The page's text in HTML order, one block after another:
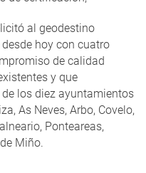
al geodestino
hoy con cuatro
de calidad
y que
los diez ayuntamientos
As Neves, Arbo, Covelo,
Ponteareas,
Miño.